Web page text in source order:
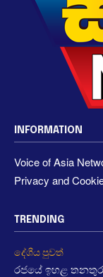
INFORMATION
Voice of Asia
Privacy and
TRENDING
දේශීය පුවත්
රජයේ ඉහළ